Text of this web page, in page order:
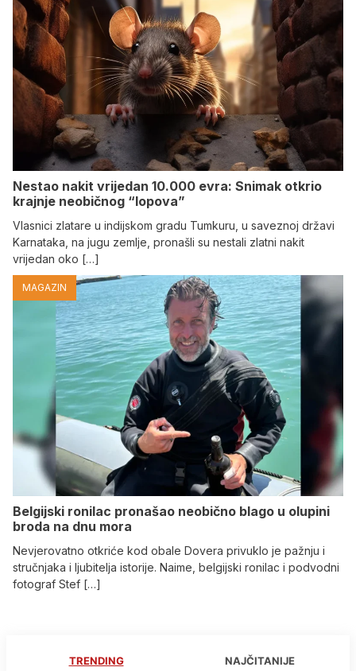
Nestao nakit vrijedan 10.000 evra: Snimak otkrio
krajnje neobičnog “lopova”
Vlasnici zlatare u indijskom gradu Tumkuru, u saveznoj državi
Karnataka, na jugu zemlje, pronašli su nestali zlatni nakit
vrijedan oko […]
MAGAZIN
Belgijski ronilac pronašao neobično blago u olupini
broda na dnu mora
Nevjerovatno otkriće kod obale Dovera privuklo je pažnju i
stručnjaka i ljubitelja istorije. Naime, belgijski ronilac i podvodni
fotograf Stef […]
TRENDING NAJČITANIJE